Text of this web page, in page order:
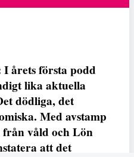
årets första podd
lika aktuella
dödliga, det
Med avstamp
från våld och Lön
att det